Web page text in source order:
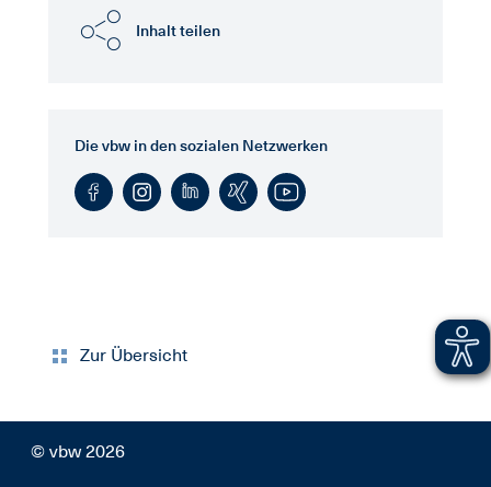
Inhalt teilen
Die vbw in den sozialen Netzwerken
Zur Übersicht
© vbw 2026